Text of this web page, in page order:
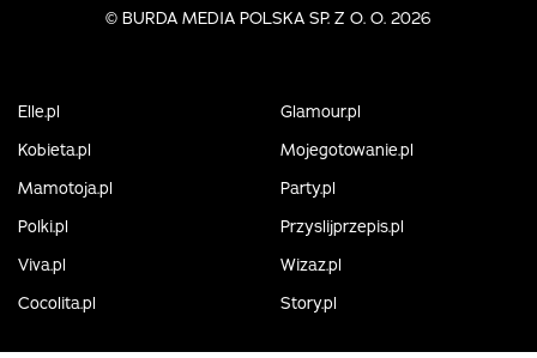
© BURDA MEDIA POLSKA SP. Z O. O. 2026
Elle.pl
Glamour.pl
Kobieta.pl
Mojegotowanie.pl
Mamotoja.pl
Party.pl
Polki.pl
Przyslijprzepis.pl
Viva.pl
Wizaz.pl
Cocolita.pl
Story.pl